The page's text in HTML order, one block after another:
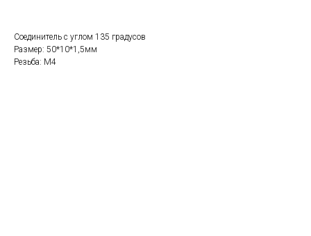
Соединитель с углом 135 градусов
Размер: 50*10*1,5мм
Резьба: M4